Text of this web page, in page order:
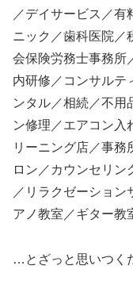
／デイサービス／有
ニック／歯科医院／
会保険労務士事務所
内研修／コンサルテ
ンタル／相続／不用
ン修理／エアコン入
リーニング店／事務
ロン／カウンセリン
／リラクゼーショ
アノ教室／ギター教
…とざっと思いつく